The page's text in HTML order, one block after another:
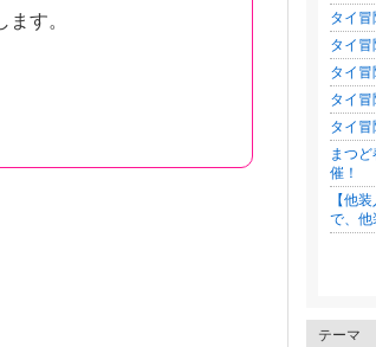
す。
タイ
タイ
タイ
タイ
タイ
まつ
催！
【他
で、他
テーマ